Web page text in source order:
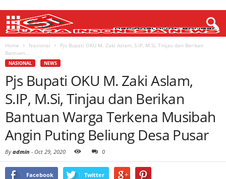
Home Nasional
Pjs Bupati OKU M. Zaki Aslam, S.IP, M.Si, Tinjau dan Berikan
Bantuan...
NASIONAL NEWS
Pjs Bupati OKU M. Zaki Aslam,
S.IP, M.Si, Tinjau dan Berikan
Bantuan Warga Terkena Musibah
Angin Puting Beliung Desa Pusar
Byadmin - Oct 29, 2020 0
Facebook Twitter